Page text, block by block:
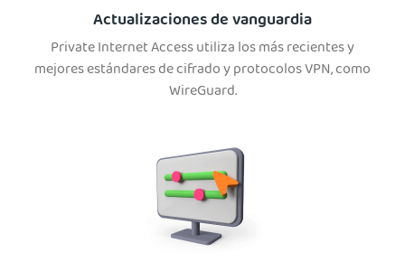
Actualizaciones de vanguardia
Private Internet Access utiliza los más recientes y
mejores estándares de cifrado y protocolos VPN, como
WireGuard.